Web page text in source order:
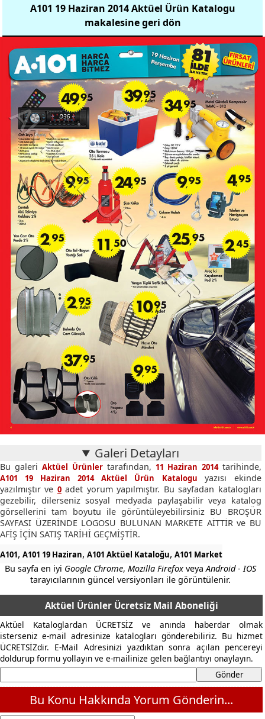
A101 19 Haziran 2014 Aktüel Ürün Katalogu
makalesine geri dön
Galeri Detayları
Bu galeriAktüel Ürünlertarafından, 11 Haziran 2014tarihinde,
A101 19 Haziran 2014 Aktüel Ürün Katalogu yazısı ekinde
yazılmıştır ve 0adet yorum yapılmıştır. Bu sayfadan katalogları
gezebilir, dilerseniz sosyal medyada paylaşabilir veya katalog
görsellerini tam boyutu ile görüntüleyebilirsiniz BU BROŞÜR
SAYFASI ÜZERİNDE LOGOSU BULUNAN MARKETE AİTTİR ve BU
AFİŞ İÇİN SATIŞ TARİHİ GEÇMİŞTİR.
A101, A101 19 Haziran, A101 Aktüel Kataloğu, A101 Market
Bu sayfa en iyi Google Chrome,Mozilla Firefox veyaAndroid - IOS
tarayıcılarının güncel versiyonları ile görüntülenir.
Aktüel Ürünler Ücretsiz Mail Aboneliği
Aktüel Kataloglardan ÜCRETSİZ ve anında haberdar olmak
isterseniz e-mail adresinize katalogları gönderebiliriz. Bu hizmet
ÜCRETSİZdir. E-Mail Adresinizi yazdıktan sonra açılan pencereyi
doldurup formu yollayın ve e-mailinize gelen bağlantıyı onaylayın.
Bu Konu Hakkında Yorum Gönderin...